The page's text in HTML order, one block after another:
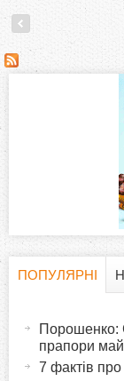
С
ПОПУЛЯРНІ
Порошенко:
прапори
7 фактів про